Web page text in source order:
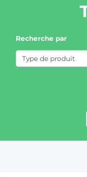
Recherche par